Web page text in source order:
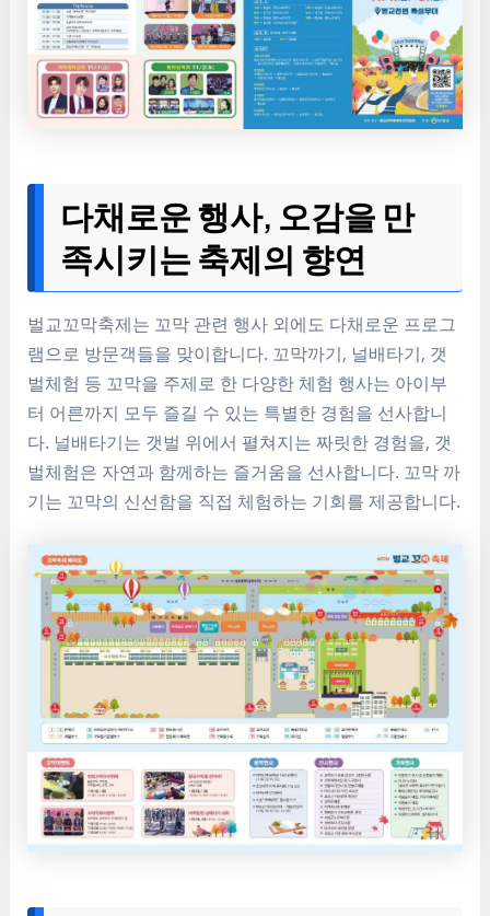
다채로운 행사, 오감을 만
족시키는 축제의 향연
벌교꼬막축제는 꼬막 관련 행사 외에도 다채로운 프로그
램으로 방문객들을 맞이합니다. 꼬막까기, 널배타기, 갯
벌체험 등 꼬막을 주제로 한 다양한 체험 행사는 아이부
터 어른까지 모두 즐길 수 있는 특별한 경험을 선사합니
다. 널배타기는 갯벌 위에서 펼쳐지는 짜릿한 경험을, 갯
벌체험은 자연과 함께하는 즐거움을 선사합니다. 꼬막 까
기는 꼬막의 신선함을 직접 체험하는 기회를 제공합니다.